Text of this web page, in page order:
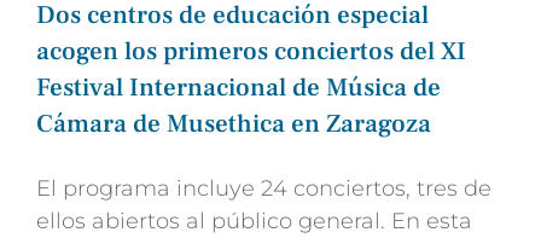
Dos centros de educación especial
acogen los primeros conciertos del XI
Festival Internacional de Música de
Cámara de Musethica en Zaragoza
El programa incluye 24 conciertos, tres de
ellos abiertos al público general. En esta